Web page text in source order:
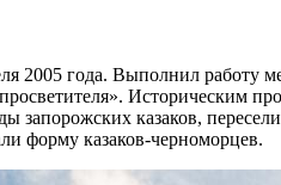
2005 года. Выполнил
Историческим
запорожских казаков,
форму казаков-черноморцев.